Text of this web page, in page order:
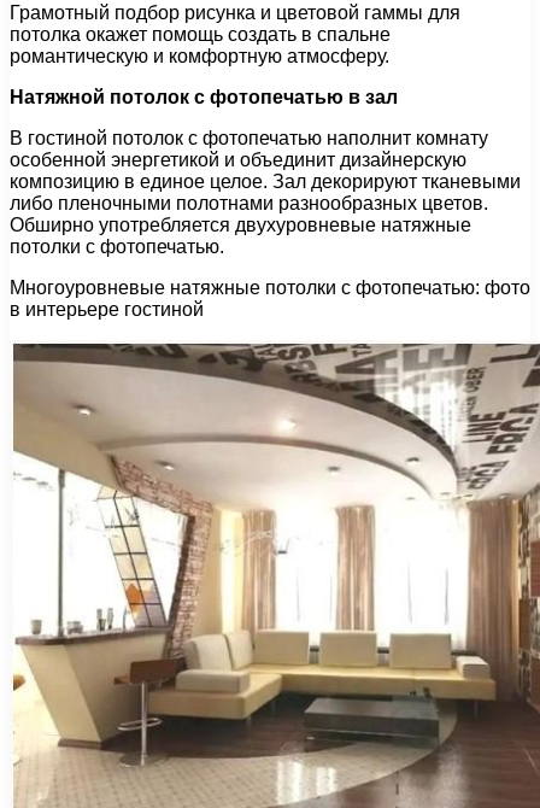
Грамотный подбор рисунка и цветовой гаммы для
потолка окажет помощь создать в спальне
романтическую и комфортную атмосферу.
Натяжной потолок с фотопечатью в зал
В гостиной потолок с фотопечатью наполнит комнату
особенной энергетикой и объединит дизайнерскую
композицию в единое целое. Зал декорируют тканевыми
либо пленочными полотнами разнообразных цветов.
Обширно употребляется двухуровневые натяжные
потолки с фотопечатью.
Многоуровневые натяжные потолки с фотопечатью: фото
в интерьере гостиной